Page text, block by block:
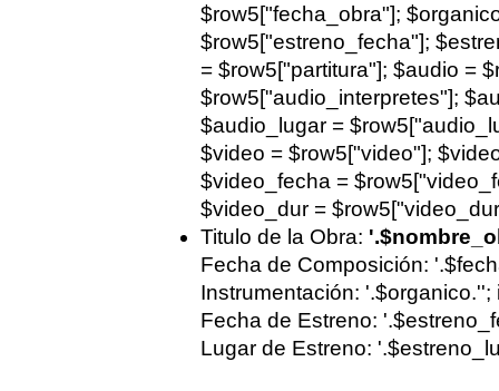
$row5["fecha_obra"];
$row5["estreno_fecha"];
= $row5["partitura"]; $audio =
$row5["audio_interpretes"];
$audio_lugar =
$video = $row5["video"];
$video_fecha =
$video_dur =
Titulo de la Obra:
Fecha de Composición:
Instrumentación:
Fecha de Estreno:
Lugar de Estreno: